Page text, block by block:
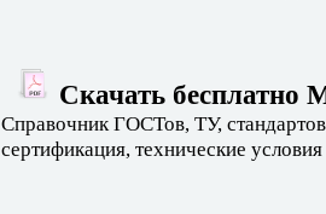
Скачать бесплатно
Справочник ГОСТов, ТУ,
сертификация, технические условия